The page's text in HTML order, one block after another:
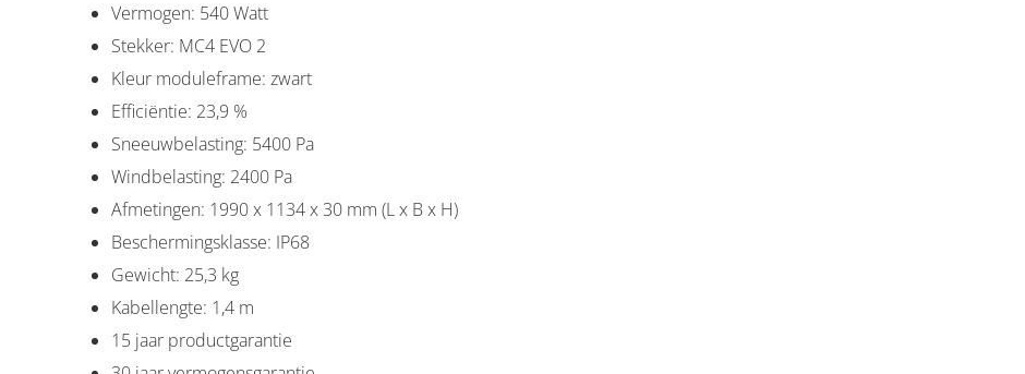
Vermogen: 540 Watt
Stekker: MC4 EVO 2
Kleur moduleframe: zwart
Efficiëntie: 23,9 %
Sneeuwbelasting: 5400 Pa
Windbelasting: 2400 Pa
Afmetingen: 1990 x 1134 x 30 mm (L x B x H)
Beschermingsklasse: IP68
Gewicht: 25,3 kg
Kabellengte: 1,4 m
15 jaar productgarantie